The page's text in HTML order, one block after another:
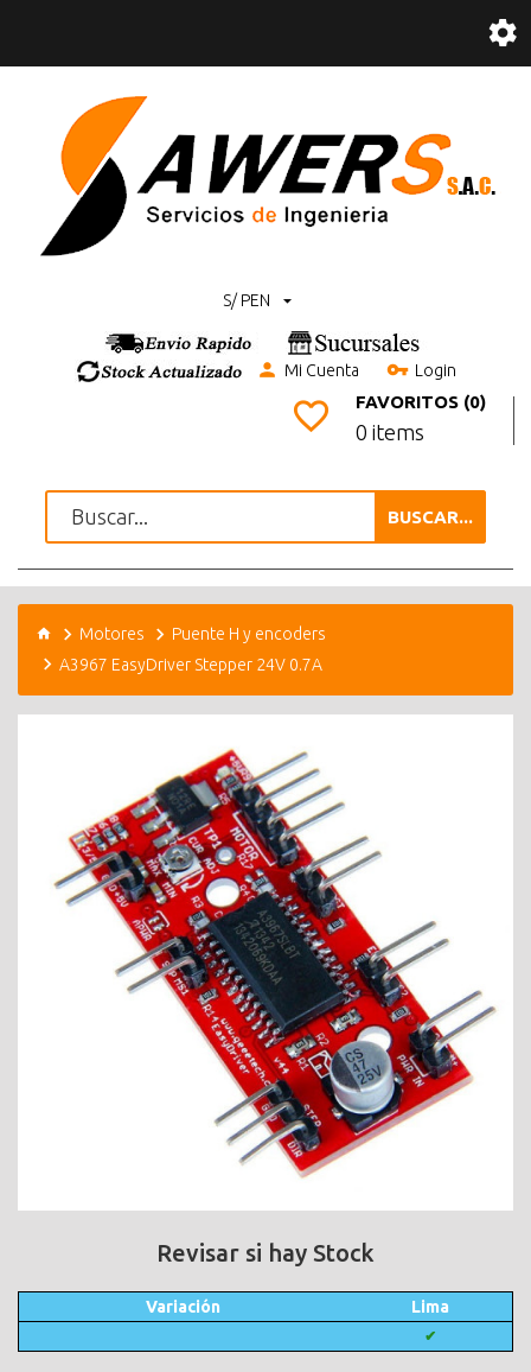
S/ PEN
Mi Cuenta Login
FAVORITOS (0)
0 items
BUSCAR...
Motores
Puente H y encoders
A3967 EasyDriver Stepper 24V 0.7A
Revisar si hay Stock
Variación Lima
✔